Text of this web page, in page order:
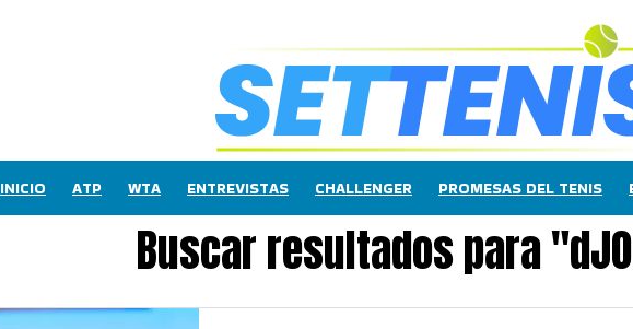
INICIO ATP WTA ENTREVISTAS CHALLENGER PROMESAS DEL TENIS
Buscar resultados para